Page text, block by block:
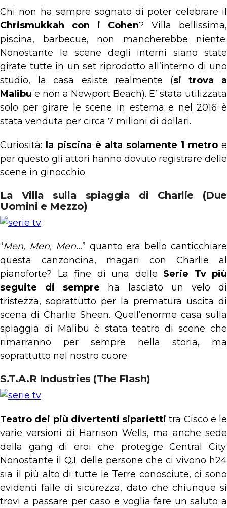
Chi non ha sempre sognato di poter celebrare il
Chrismukkah con i Cohen? Villa bellissima,
piscina, barbecue, non mancherebbe niente.
Nonostante le scene degli interni siano state
girate tutte in un set riprodotto all’interno di uno
studio, la casa esiste realmente (si trova a
Malibu e non a Newport Beach). E’ stata utilizzata
solo per girare le scene in esterna e nel 2016 è
stata venduta per circa 7 milioni di dollari.
Curiosità: la piscina è alta solamente 1 metro e
per questo gli attori hanno dovuto registrare delle
scene in ginocchio.
La Villa sulla spiaggia di Charlie (Due
Uomini e Mezzo)
“Men, Men, Men…” quanto era bello canticchiare
questa canzoncina, magari con Charlie al
pianoforte? La fine di una delle Serie Tv più
seguite di sempre ha lasciato un velo di
tristezza, soprattutto per la prematura uscita di
scena di Charlie Sheen. Quell’enorme casa sulla
spiaggia di Malibu è stata teatro di scene che
rimarranno per sempre nella storia, ma
soprattutto nel nostro cuore.
S.T.A.R Industries (The Flash)
Teatro dei più divertenti siparietti tra Cisco e le
varie versioni di Harrison Wells, ma anche sede
della gang di eroi che protegge Central City.
Nonostante il Q.I. delle persone che ci vivono h24
sia il più alto di tutte le Terre conosciute, ci sono
evidenti falle di sicurezza, dato che chiunque si
trovi a passare per caso e voglia fare un saluto a